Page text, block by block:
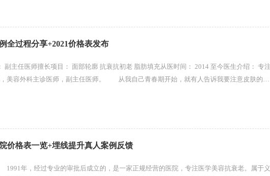
全过程分享+2021价格表发布
美容外科主诊医师，副主任医师。 从我自己青春期开始，就有人告诉我要注意皮肤的护
价格表一览+埋线提升真人案例反馈
年，经过专业的审批后成立的，是一家正规经营的医院，专注医学美容抗衰老。属于义